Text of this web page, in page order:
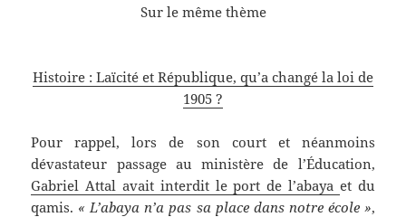
Sur le même thème
Histoire : Laïcité et République, qu’a changé la loi de
1905 ?
Pour rappel, lors de son court et néanmoins
dévastateur passage au ministère de l’Éducation,
Gabriel Attal avait interdit le port de l’abaya et du
qamis. « L’abaya n’a pas sa place dans notre école »,